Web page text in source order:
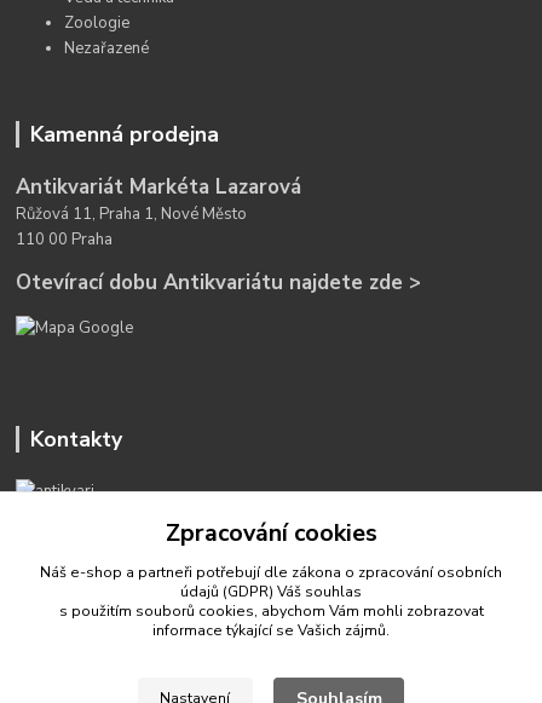
Zoologie
Nezařazené
Kamenná prodejna
Antikvariát Markéta Lazarová
Růžová 11, Praha 1, Nové Město
110 00 Praha
Otevírací dobu Antikvariátu najdete zde >
Kontakty
antikvariat.marketa.lazarova@gmail.com
Zpracování cookies
Náš e-shop a partneři potřebují dle zákona o zpracování osobních
údajů (GDPR) Váš souhlas
s použitím souborů cookies, abychom Vám mohli zobrazovat
informace týkající se Vašich zájmů.
Nastavení